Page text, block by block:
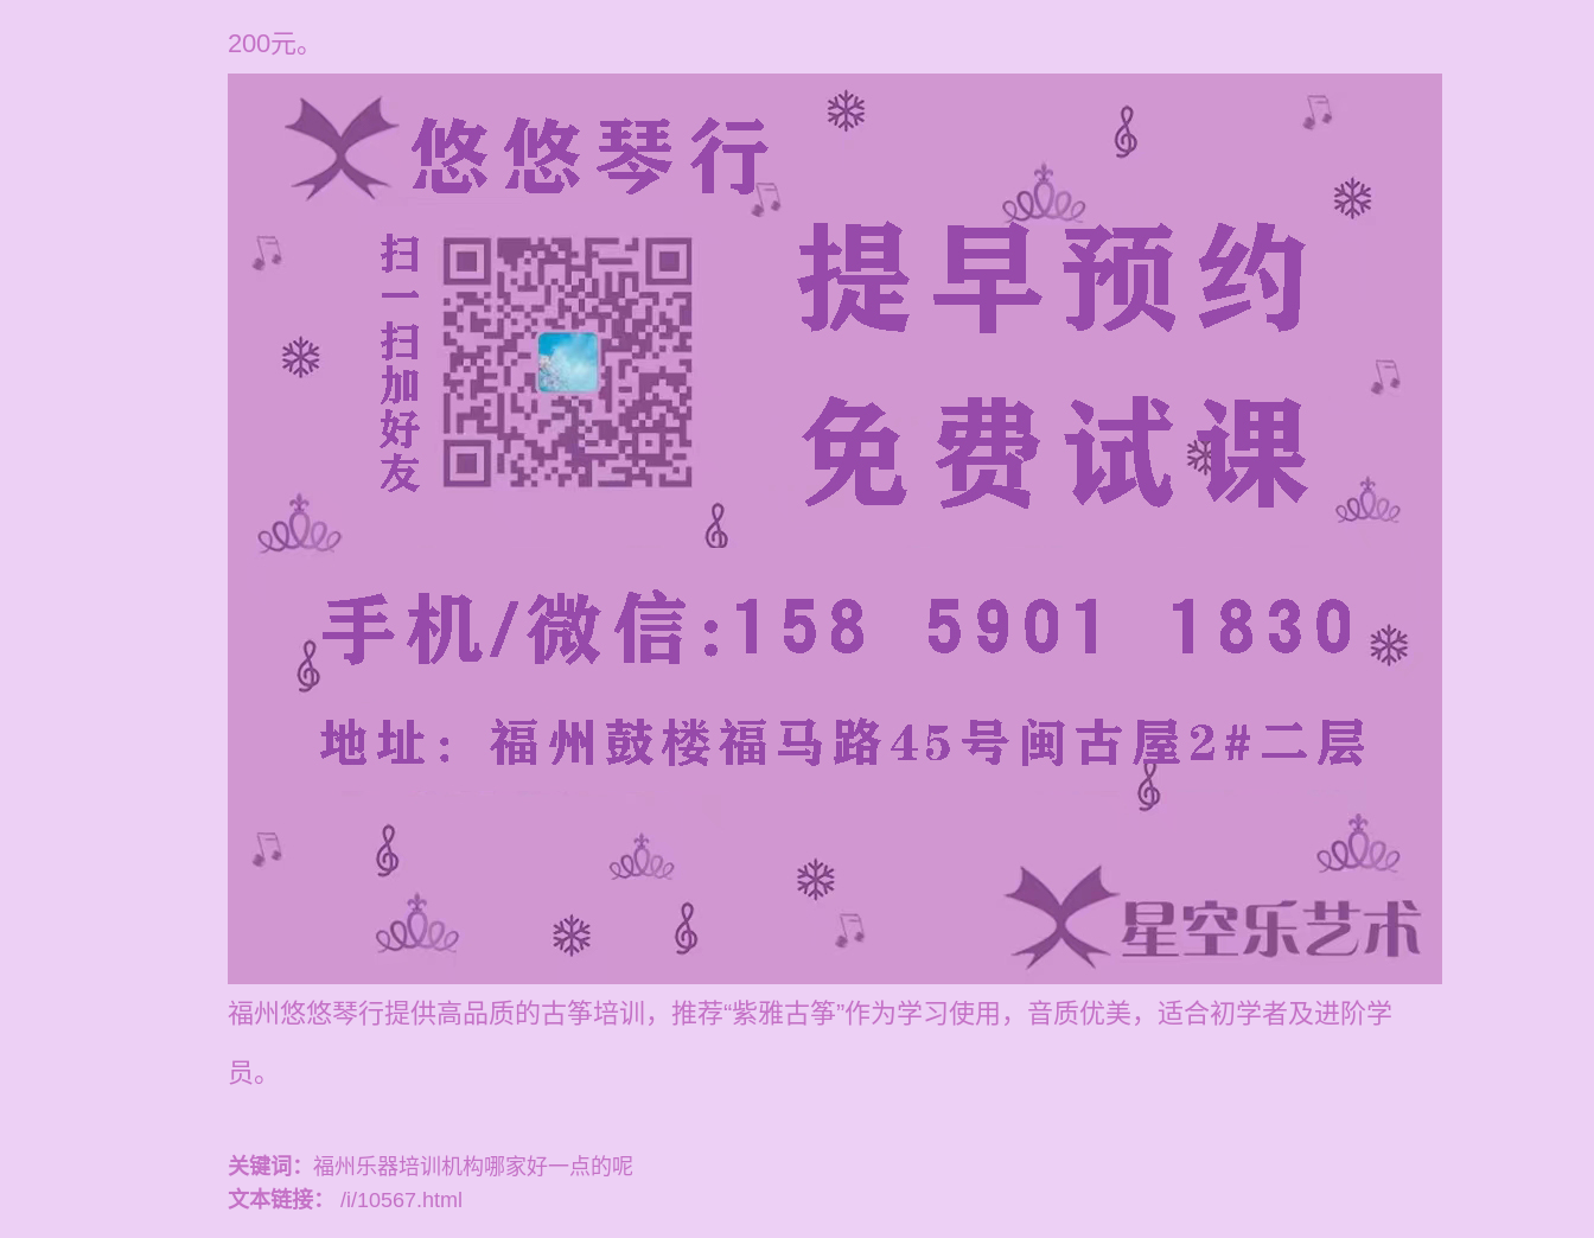
200元。
福州悠悠琴行提供高品质的古筝培训，推荐“紫雅古筝”作为学习使用，音质优美，适合初学者及进阶学
员。
关键词： 福州乐器培训机构哪家好一点的呢
文本链接：
/i/10567.html